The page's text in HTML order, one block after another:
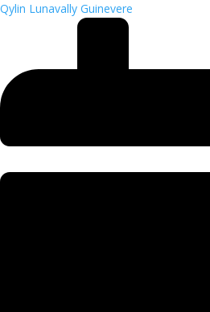
Qylin Lunavally Guinevere